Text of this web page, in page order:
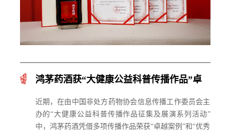
鸿茅药酒获“大健康公益科普传播作品”卓
近期，在由中国非处方药物协会信息传播工作委员会主
办的“大健康公益科普传播作品征集及展演系列活动”
中，鸿茅药酒凭借多项传播作品荣获“卓越案例”和“优秀